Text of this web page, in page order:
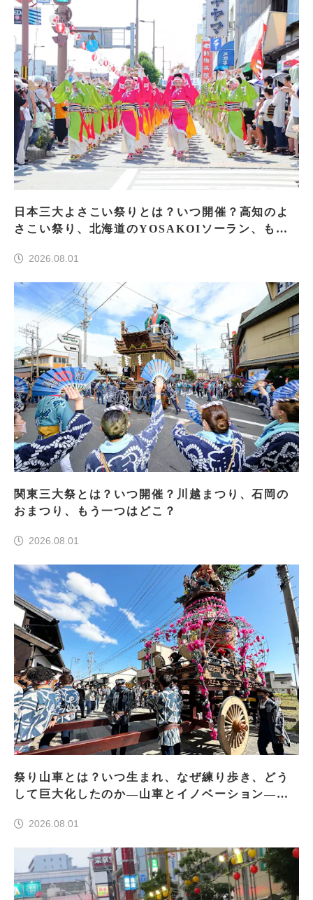
日本三大よさこい祭りとは？いつ開催？高知のよ
さこい祭り、北海道のYOSAKOIソーラン、もう
2026.08.01
関東三大祭とは？いつ開催？川越まつり、石岡の
おまつり、もう一つはどこ？
2026.08.01
祭り山車とは？いつ生まれ、なぜ練り歩き、どう
して巨大化したのか―山車とイノベーション―＜
2026.08.01